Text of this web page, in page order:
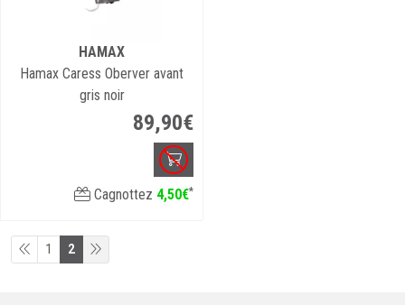
HAMAX
Hamax Caress Oberver avant
gris noir
89,90€
Cagnottez 4,50€*
1 2